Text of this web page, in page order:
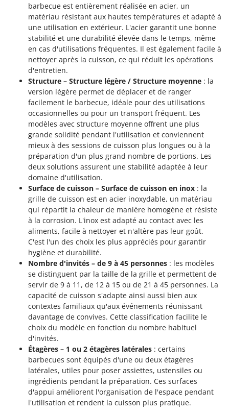
Tineco
Titania
Tornado
Tre Spade
Trev - Abrek - TecnoVIR
Trotec
Troy-Bilt
Udor
Unger
Verdemax
Vesco
Volpi
Waldner
Weber
WIDU
Wiper EcoRobot
Wolf Garten
Wortex
Worx
Yard Force
Zanon
Zephir
barbecue est entièrement réalisée en acier, un
matériau résistant aux hautes températures et adapté à
une utilisation en extérieur. L'acier garantit une bonne
stabilité et une durabilité élevée dans le temps, même
en cas d'utilisations fréquentes. Il est également facile à
nettoyer après la cuisson, ce qui réduit les opérations
d'entretien.
Structure – Structure légère / Structure moyenne : la
version légère permet de déplacer et de ranger
facilement le barbecue, idéale pour des utilisations
occasionnelles ou pour un transport fréquent. Les
modèles avec structure moyenne offrent une plus
grande solidité pendant l'utilisation et conviennent
mieux à des sessions de cuisson plus longues ou à la
préparation d'un plus grand nombre de portions. Les
deux solutions assurent une stabilité adaptée à leur
domaine d'utilisation.
Surface de cuisson – Surface de cuisson en inox : la
grille de cuisson est en acier inoxydable, un matériau
qui répartit la chaleur de manière homogène et résiste
à la corrosion. L'inox est adapté au contact avec les
aliments, facile à nettoyer et n'altère pas leur goût.
C'est l'un des choix les plus appréciés pour garantir
hygiène et durabilité.
Nombre d'invités – de 9 à 45 personnes : les modèles
se distinguent par la taille de la grille et permettent de
servir de 9 à 11, de 12 à 15 ou de 21 à 45 personnes. La
capacité de cuisson s'adapte ainsi aussi bien aux
contextes familiaux qu'aux événements réunissant
davantage de convives. Cette classification facilite le
choix du modèle en fonction du nombre habituel
d'invités.
Étagères – 1 ou 2 étagères latérales : certains
barbecues sont équipés d'une ou deux étagères
latérales, utiles pour poser assiettes, ustensiles ou
ingrédients pendant la préparation. Ces surfaces
d'appui améliorent l'organisation de l'espace pendant
l'utilisation et rendent la cuisson plus pratique.